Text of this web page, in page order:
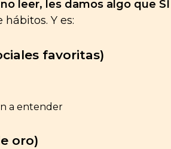
leer, les damos algo que SÍ
Y es:
favoritas)
a entender
oro)